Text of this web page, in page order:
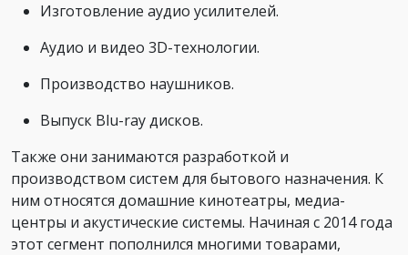
Изготовление аудио усилителей.
Аудио и видео 3D-технологии.
Производство наушников.
Выпуск Blu-ray дисков.
Также они занимаются разработкой и
производством систем для бытового назначения. К
ним относятся домашние кинотеатры, медиа-
центры и акустические системы. Начиная с 2014 года
этот сегмент пополнился многими товарами,